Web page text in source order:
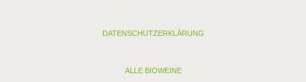
DATENSCHUTZERKLÄRUNG
ALLE BIOWEINE